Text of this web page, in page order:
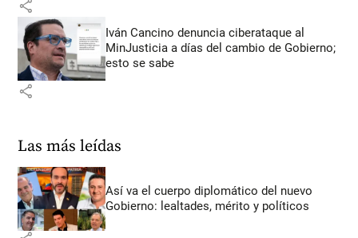
share
Iván Cancino denuncia ciberataque al
MinJusticia a días del cambio de Gobierno;
esto se sabe
share
Las más leídas
Así va el cuerpo diplomático del nuevo
Gobierno: lealtades, mérito y políticos